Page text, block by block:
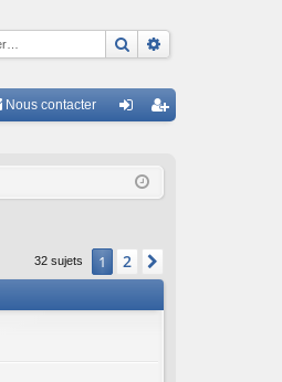
Rechercher
R
Nous contacter
cri
32 sujets 1 2